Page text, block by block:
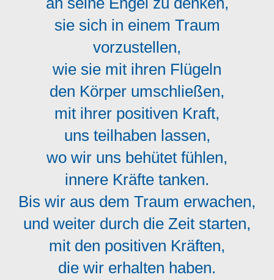
sie sich in einem Traum
vorzustellen,
wie sie mit ihren Flügeln
den Körper umschließen,
mit ihrer positiven Kraft,
uns teilhaben lassen,
wo wir uns behütet fühlen,
innere Kräfte tanken.
Bis wir aus dem Traum erwachen,
und weiter durch die Zeit starten,
mit den positiven Kräften,
die wir erhalten haben.